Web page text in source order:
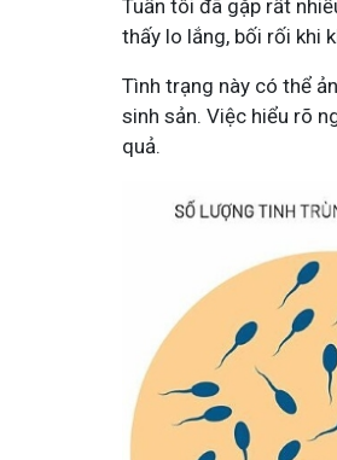
Tuấn tôi đã gặp rất
thấy lo lắng, bối rối khi
Tình trạng này có thể
sinh sản. Việc hiểu rõ
quả.